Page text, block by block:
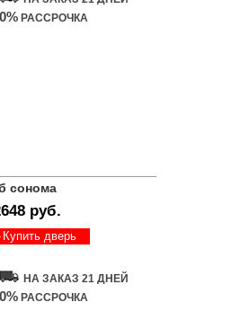
0% РАССРОЧКА
сонома
руб.
Купить дверь
НА ЗАКАЗ 21 ДНЕЙ
0% РАССРОЧКА